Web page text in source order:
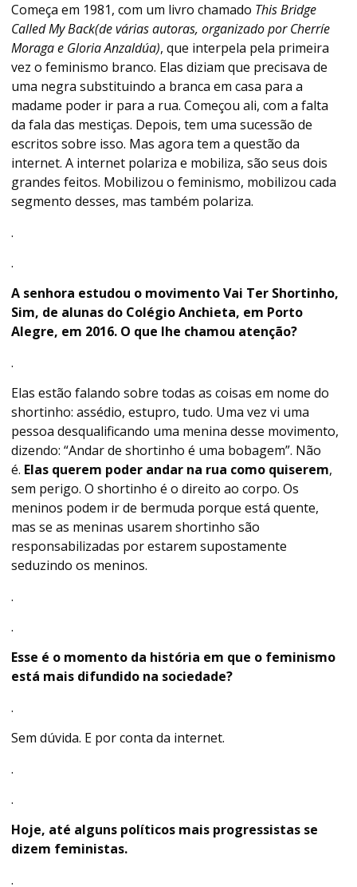
Começa em 1981, com um livro chamado This Bridge
Called My Back(de várias autoras, organizado por Cherríe
Moraga e Gloria Anzaldúa), que interpela pela primeira
vez o feminismo branco. Elas diziam que precisava de
uma negra substituindo a branca em casa para a
madame poder ir para a rua. Começou ali, com a falta
da fala das mestiças. Depois, tem uma sucessão de
escritos sobre isso. Mas agora tem a questão da
internet. A internet polariza e mobiliza, são seus dois
grandes feitos. Mobilizou o feminismo, mobilizou cada
segmento desses, mas também polariza.
.
.
A senhora estudou o movimento Vai Ter Shortinho,
Sim, de alunas do Colégio Anchieta, em Porto
Alegre, em 2016. O que lhe chamou atenção?
.
Elas estão falando sobre todas as coisas em nome do
shortinho: assédio, estupro, tudo. Uma vez vi uma
pessoa desqualificando uma menina desse movimento,
dizendo: “Andar de shortinho é uma bobagem”. Não
é. Elas querem poder andar na rua como quiserem,
sem perigo. O shortinho é o direito ao corpo. Os
meninos podem ir de bermuda porque está quente,
mas se as meninas usarem shortinho são
responsabilizadas por estarem supostamente
seduzindo os meninos.
.
.
Esse é o momento da história em que o feminismo
está mais difundido na sociedade?
.
Sem dúvida. E por conta da internet.
.
.
Hoje, até alguns políticos mais progressistas se
dizem feministas.
.